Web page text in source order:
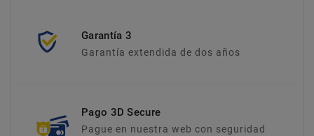
Garantía 3
Garantía extendida de dos años
Pago 3D Secure
Pague en nuestra web con seguridad